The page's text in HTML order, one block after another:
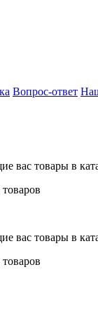
Вопрос-ответ
вас товары в
вас товары в